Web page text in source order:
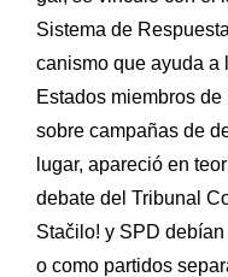
Sistema de
canismo que ayuda a
Estados miembros
sobre campañas de
lugar, apareció en
debate del Tribunal
Stačilo! y SPD
o como partidos